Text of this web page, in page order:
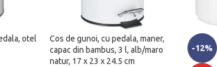
otel
Cos de gunoi, cu pedala, maner,
capac din bambus, 3 l, alb/maro
natur, 17 x 23 x 24.5 cm
-12%